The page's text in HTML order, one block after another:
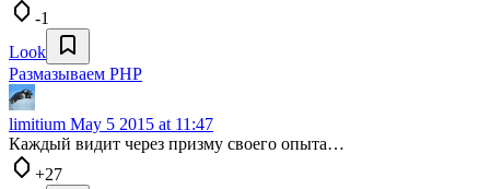
-1
Look
Размазываем PHP
limitium May 5 2015 at 11:47
Каждый видит через призму своего опыта…
+27